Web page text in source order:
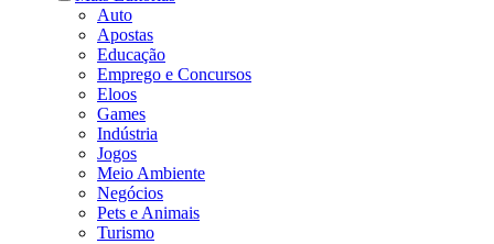
Auto
Apostas
Educação
Emprego e Concursos
Eloos
Games
Indústria
Jogos
Meio Ambiente
Negócios
Pets e Animais
Turismo